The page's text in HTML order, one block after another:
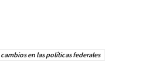
en las políticas federales